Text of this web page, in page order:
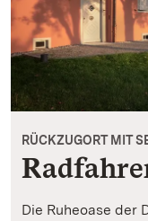
RÜCKZUGORT MIT
Die Ruheoase der